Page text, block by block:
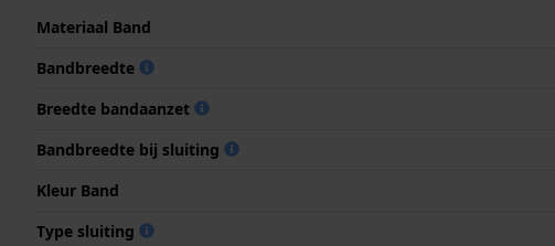
Materiaal Band
Bandbreedte
Breedte bandaanzet
Bandbreedte bij sluiting
Kleur Band
Type sluiting